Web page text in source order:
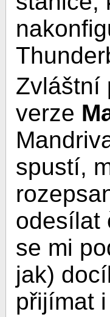
Zvláštní
verze
spustí,
odesílat
se mi
jak)
přijímat